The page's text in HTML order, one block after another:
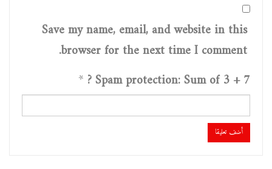
Save my name, email, and website in this
browser for the next time I comment.
Spam protection: Sum of 3 + 7 ?
*